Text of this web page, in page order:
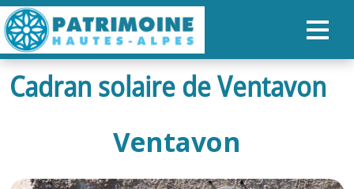
ACCUEIL
Cadran solaire de Ventavon
Ventavon